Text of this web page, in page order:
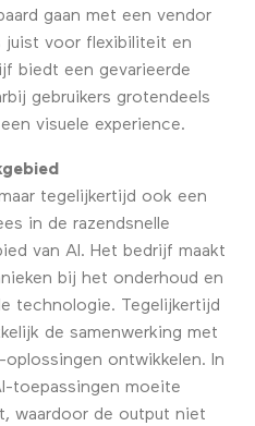
gaan met een vendor
juist voor flexibiliteit en
biedt een gevarieerde
gebruikers grotendeels
visuele experience.
tegelijkertijd ook een
in de razendsnelle
van AI. Het bedrijf maakt
bij het onderhoud en
technologie. Tegelijkertijd
de samenwerking met
ontwikkelen. In
toepassingen moeite
waardoor de output niet